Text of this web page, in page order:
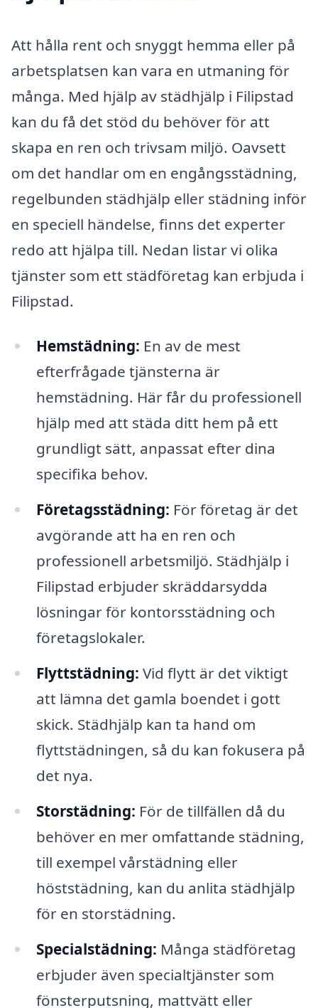
Att hålla rent och snyggt hemma eller på
arbetsplatsen kan vara en utmaning för
många. Med hjälp av städhjälp i Filipstad
kan du få det stöd du behöver för att
skapa en ren och trivsam miljö. Oavsett
om det handlar om en engångsstädning,
regelbunden städhjälp eller städning inför
en speciell händelse, finns det experter
redo att hjälpa till. Nedan listar vi olika
tjänster som ett städföretag kan erbjuda i
Filipstad.
Hemstädning: En av de mest
efterfrågade tjänsterna är
hemstädning. Här får du professionell
hjälp med att städa ditt hem på ett
grundligt sätt, anpassat efter dina
specifika behov.
Företagsstädning: För företag är det
avgörande att ha en ren och
professionell arbetsmiljö. Städhjälp i
Filipstad erbjuder skräddarsydda
lösningar för kontorsstädning och
företagslokaler.
Flyttstädning: Vid flytt är det viktigt
att lämna det gamla boendet i gott
skick. Städhjälp kan ta hand om
flyttstädningen, så du kan fokusera på
det nya.
Storstädning: För de tillfällen då du
behöver en mer omfattande städning,
till exempel vårstädning eller
höststädning, kan du anlita städhjälp
för en storstädning.
Specialstädning: Många städföretag
erbjuder även specialtjänster som
fönsterputsning, mattvätt eller